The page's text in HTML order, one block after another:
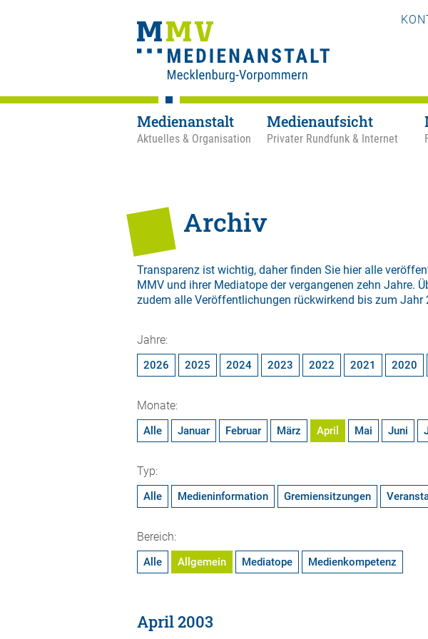
Medienanstalt
Aktuelles & Organisation
Medienaufsicht
Privater Rundfunk & Internet
Archiv
Transparenz ist wichtig, daher finden Sie hier alle
MMV und ihrer Mediatope der vergangenen zehn Jahre.
zudem alle Veröffentlichungen rückwirkend bis zum Jahr
Jahre:
2026 2025 2024 2023 2022 2021 2020
Monate:
Alle Januar Februar März April Mai Juni
Typ:
Alle Medieninformation Gremiensitzungen
Bereich:
Alle Allgemein Mediatope Medienkompetenz
April 2003